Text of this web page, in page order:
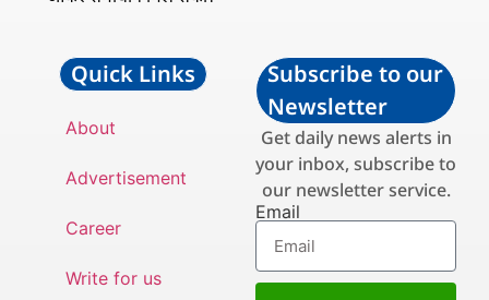
Quick Links
About
Advertisement
Career
Write for us
Subscribe to our
Newsletter
Get daily news alerts in
your inbox, subscribe to
our newsletter service.
Email